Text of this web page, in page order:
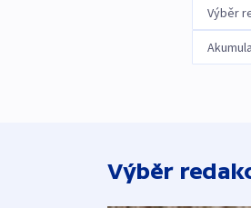
Výběr
Výběr